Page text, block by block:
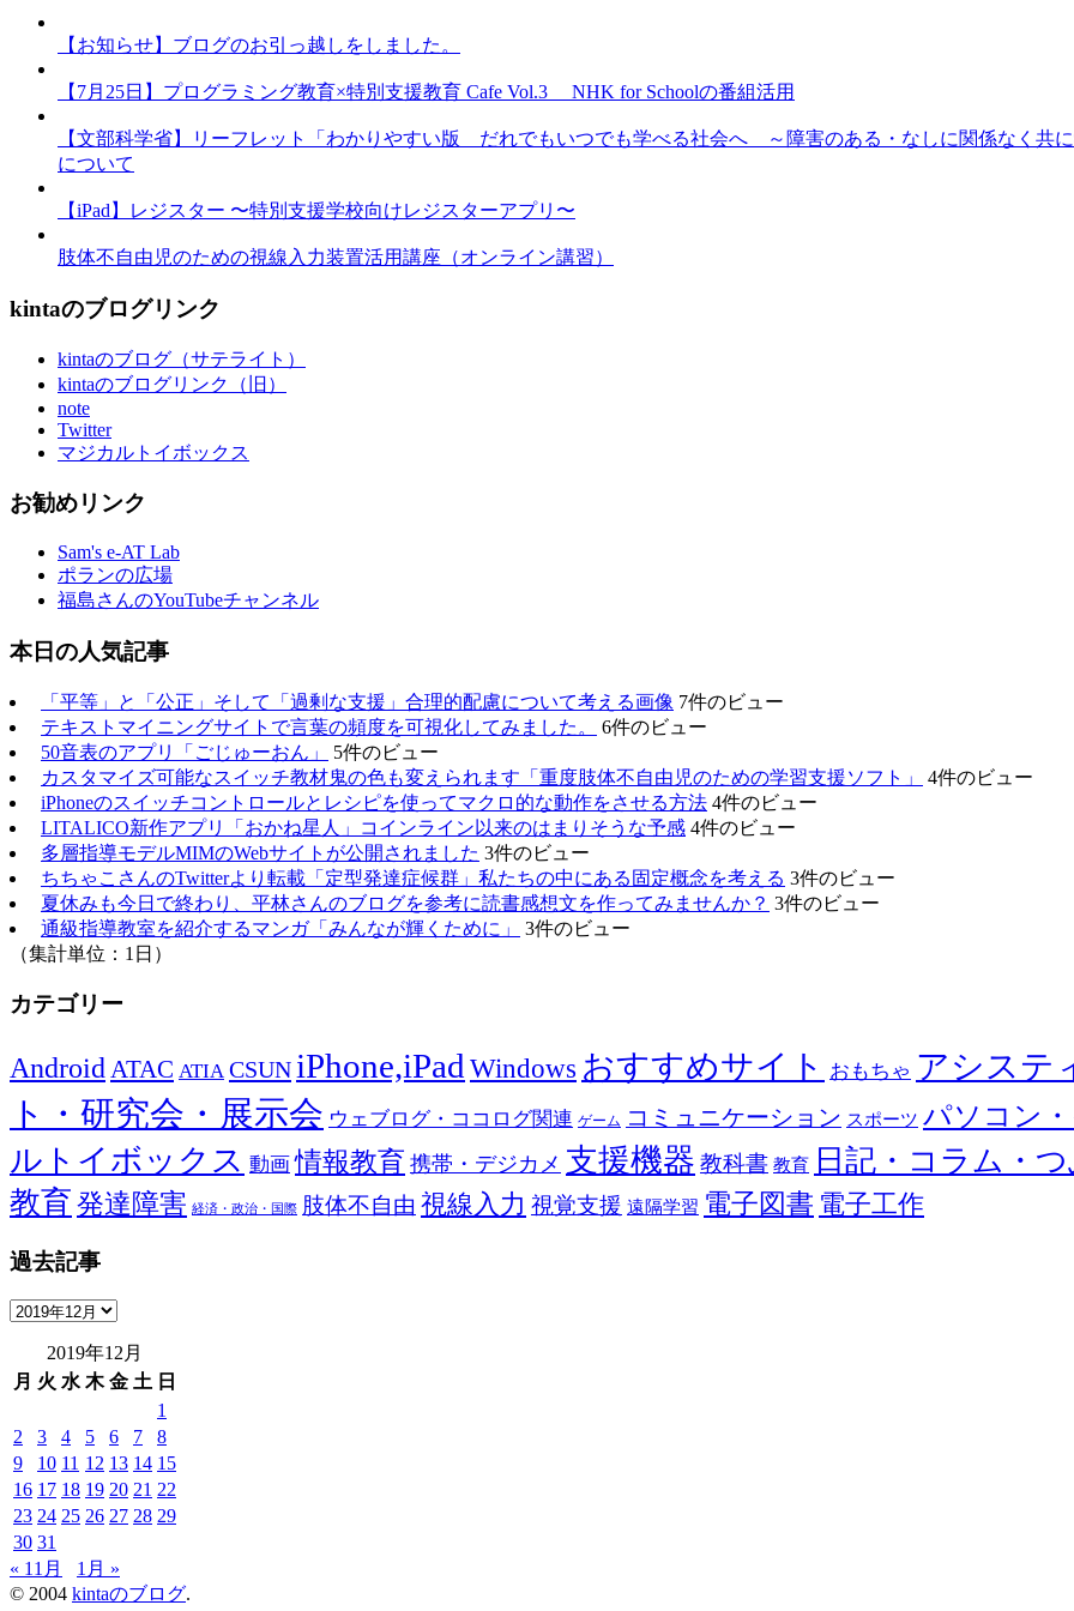
【お知らせ】ブログのお引っ越しをしました。
【7月25日】プログラミング教育×特別支援教育 Cafe Vol.3 NHK for Schoolの番組活用
【文部科学省】リーフレット「わかりやすい版 だれでもいつでも学べる社会へ ～障害のある・なしに関係なく共
について
【iPad】レジスター 〜特別支援学校向けレジスターアプリ〜
肢体不自由児のための視線入力装置活用講座（オンライン講習）
kintaのブログリンク
kintaのブログ（サテライト）
kintaのブログリンク（旧）
note
Twitter
マジカルトイボックス
お勧めリンク
Sam's e-AT Lab
ポランの広場
福島さんのYouTubeチャンネル
本日の人気記事
「平等」と「公正」そして「過剰な支援」合理的配慮について考える画像 7件のビュー
テキストマイニングサイトで言葉の頻度を可視化してみました。
6件のビュー
50音表のアプリ「ごじゅーおん」
5件のビュー
カスタマイズ可能なスイッチ教材鬼の色も変えられます「重度肢体不自由児のための学習支援ソフト」
4件のビュー
iPhoneのスイッチコントロールとレシピを使ってマクロ的な動作をさせる方法 4件のビュー
LITALICO新作アプリ「おかね星人」コインライン以来のはまりそうな予感 4件のビュー
多層指導モデルMIMのWebサイトが公開されました 3件のビュー
ちちゃこさんのTwitterより転載「定型発達症候群」私たちの中にある固定概念を考える 3件のビュー
夏休みも今日で終わり、平林さんのブログを参考に読書感想文を作ってみませんか？ 3件のビュー
通級指導教室を紹介するマンガ「みんなが輝くために」
3件のビュー
（集計単位：1日）
カテゴリー
Android ATAC ATIA CSUN iPhone,iPad Windows おすすめサイト おもちゃ アシステ
ト・研究会・展示会 ウェブログ・ココログ関連 ゲーム コミュニケーション スポーツ パソコン
ルトイボックス 動画 情報教育 携帯・デジカメ 支援機器 教科書 教育 日記・コラム・
教育発達障害 経済・政治・国際 肢体不自由 視線入力 視覚支援 遠隔学習 電子図書 電子工作
過去記事
過
事
2019年12月
月 火 水 木 金 土 日
1
2
3 4 5 6 7
8
9
10 11 12 13 14 15
16 17 18 19 20 21 22
23 24 25 26 27 28 29
30 31
« 11月
1月 »
© 2004 kintaのブログ.